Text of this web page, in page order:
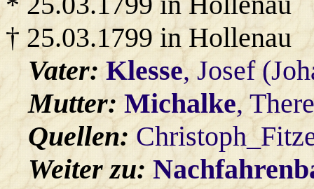
† 25.03.1799 in Hollenau
Vater:Klesse, Josef
Mutter: Michalke,
Quellen:
Weiter zu: